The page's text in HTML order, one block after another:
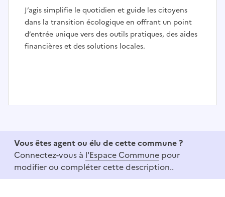
J’agis simplifie le quotidien et guide les citoyens
dans la transition écologique en offrant un point
d’entrée unique vers des outils pratiques, des aides
financières et des solutions locales.
f
Vous êtes agent ou élu de cette commune ?
Connectez-vous à l'Espace Commune pour
modifier ou compléter cette description..